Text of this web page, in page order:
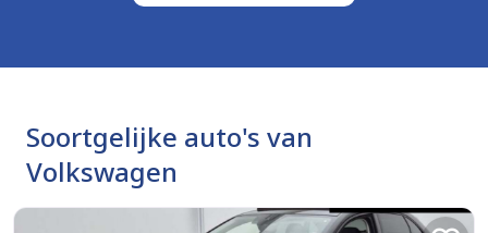
Soortgelijke auto's van
Volkswagen